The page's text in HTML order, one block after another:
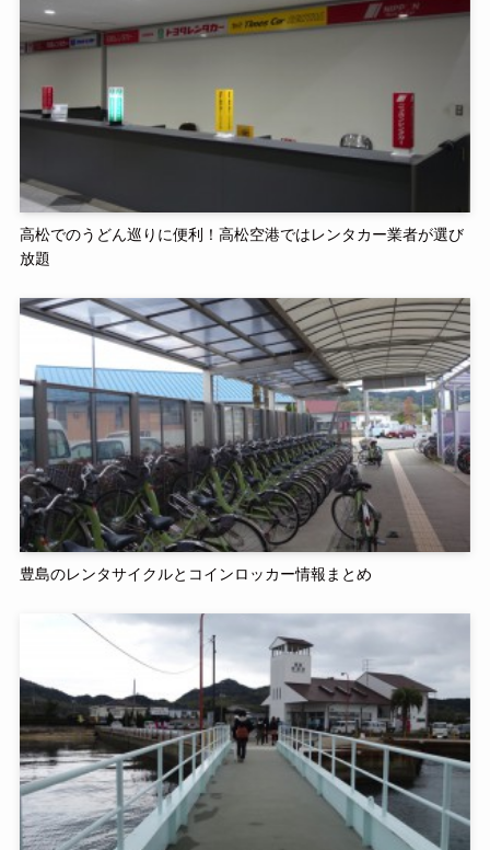
高松でのうどん巡りに便利！高松空港ではレンタカー業者が選び
放題
豊島のレンタサイクルとコインロッカー情報まとめ